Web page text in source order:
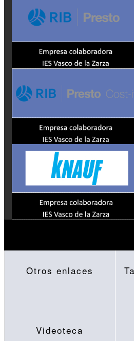
Otros enlaces
Videoteca